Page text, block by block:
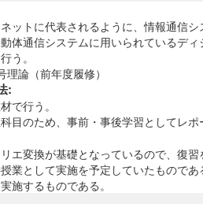
ットに代表されるように、情報通信
体通信システムに用いられているデ
う。
論（前年度履修）
:
で行う。
目のため、事前・事後学習としてレ
エ変換が基礎となっているので、復
業として実施を予定していたもので
施するものである。